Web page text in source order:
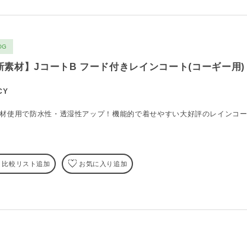
素材】JコートB フード付きレインコート(コーギー用)
使用で防水性・透湿性アップ！機能的で着せやすい大好評のレインコー
比較リスト追加 お気に入り追加